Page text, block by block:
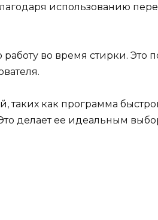
использованию
во время стирки. Это
таких как программа
делает ее идеальным